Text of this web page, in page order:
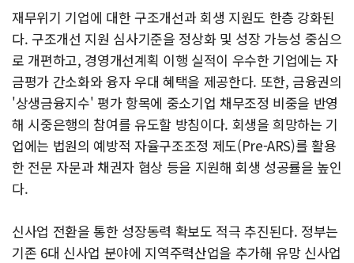
재무위기 기업에 대한 구조개선과 회생 지원도 한층 강화된
다. 구조개선 지원 심사기준을 정상화 및 성장 가능성 중심으
로 개편하고, 경영개선계획 이행 실적이 우수한 기업에는 자
금평가 간소화와 융자 우대 혜택을 제공한다. 또한, 금융권의
'상생금융지수' 평가 항목에 중소기업 채무조정 비중을 반영
해 시중은행의 참여를 유도할 방침이다. 회생을 희망하는 기
업에는 법원의 예방적 자율구조조정 제도(Pre-ARS)를 활용
한 전문 자문과 채권자 협상 등을 지원해 회생 성공률을 높인
다.
신사업 전환을 통한 성장동력 확보도 적극 추진된다. 정부는
기존 6대 신사업 분야에 지역주력산업을 추가해 유망 신사업